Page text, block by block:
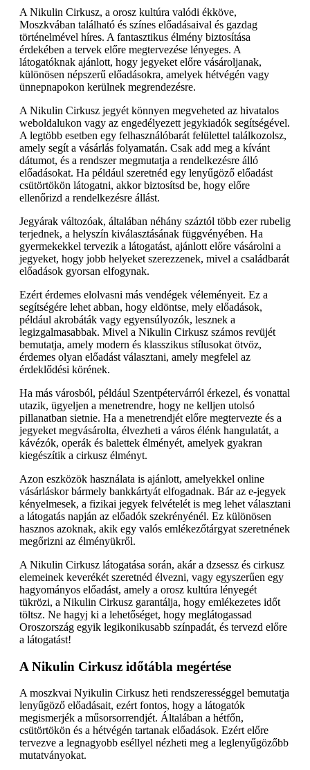
A Nikulin Cirkusz, a orosz kultúra valódi ékköve,
Moszkvában található és színes előadásaival és gazdag
történelmével híres. A fantasztikus élmény biztosítása
érdekében a tervek előre megtervezése lényeges. A
látogatóknak ajánlott, hogy jegyeket előre vásároljanak,
különösen népszerű előadásokra, amelyek hétvégén vagy
ünnepnapokon kerülnek megrendezésre.
A Nikulin Cirkusz jegyét könnyen megveheted az hivatalos
weboldalukon vagy az engedélyezett jegykiadók segítségével.
A legtöbb esetben egy felhasználóbarát felülettel találkozolsz,
amely segít a vásárlás folyamatán. Csak add meg a kívánt
dátumot, és a rendszer megmutatja a rendelkezésre álló
előadásokat. Ha például szeretnéd egy lenyűgöző előadást
csütörtökön látogatni, akkor biztosítsd be, hogy előre
ellenőrizd a rendelkezésre állást.
Jegyárak változóak, általában néhány száztól több ezer rubelig
terjednek, a helyszín kiválasztásának függvényében. Ha
gyermekekkel tervezik a látogatást, ajánlott előre vásárolni a
jegyeket, hogy jobb helyeket szerezzenek, mivel a családbarát
előadások gyorsan elfogynak.
Ezért érdemes elolvasni más vendégek véleményeit. Ez a
segítségére lehet abban, hogy eldöntse, mely előadások,
például akrobáták vagy egyensúlyozók, lesznek a
legizgalmasabbak. Mivel a Nikulin Cirkusz számos revüjét
bemutatja, amely modern és klasszikus stílusokat ötvöz,
érdemes olyan előadást választani, amely megfelel az
érdeklődési körének.
Ha más városból, például Szentpétervárról érkezel, és vonattal
utazik, ügyeljen a menetrendre, hogy ne kelljen utolsó
pillanatban sietnie. Ha a menetrendjét előre megtervezte és a
jegyeket megvásárolta, élvezheti a város élénk hangulatát, a
kávézók, operák és balettek élményét, amelyek gyakran
kiegészítik a cirkusz élményt.
Azon eszközök használata is ajánlott, amelyekkel online
vásárláskor bármely bankkártyát elfogadnak. Bár az e-jegyek
kényelmesek, a fizikai jegyek felvételét is meg lehet választani
a látogatás napján az előadók szekrényénél. Ez különösen
hasznos azoknak, akik egy valós emlékezőtárgyat szeretnének
megőrizni az élményükről.
A Nikulin Cirkusz látogatása során, akár a dzsessz és cirkusz
elemeinek keverékét szeretnéd élvezni, vagy egyszerűen egy
hagyományos előadást, amely a orosz kultúra lényegét
tükrözi, a Nikulin Cirkusz garantálja, hogy emlékezetes időt
töltsz. Ne hagyj ki a lehetőséget, hogy meglátogassad
Oroszország egyik legikonikusabb színpadát, és tervezd előre
a látogatást!
A Nikulin Cirkusz időtábla megértése
A moszkvai Nyikulin Cirkusz heti rendszerességgel bemutatja
lenyűgöző előadásait, ezért fontos, hogy a látogatók
megismerjék a műsorsorrendjét. Általában a hétfőn,
csütörtökön és a hétvégén tartanak előadások. Ezért előre
tervezve a legnagyobb eséllyel nézheti meg a leglenyűgözőbb
mutatványokat.